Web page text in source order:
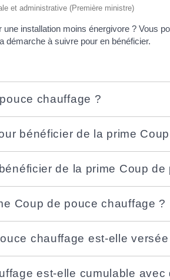
et administrative (Première ministre)
installation moins énergivore ? Vous
démarche à suivre pour en bénéficier.
chauffage ?
bénéficier de la prime
de la prime Coup
Coup de pouce chauffage ?
chauffage est-elle versée
est-elle cumulable avec